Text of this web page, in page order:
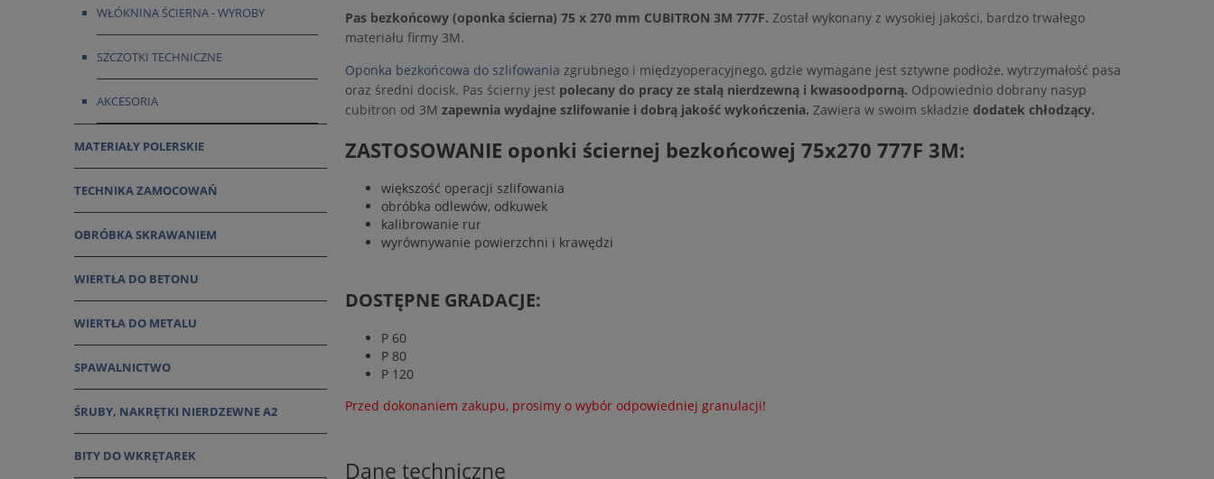
WŁÓKNINA ŚCIERNA - WYROBY
SZCZOTKI TECHNICZNE
AKCESORIA
MATERIAŁY POLERSKIE
TECHNIKA ZAMOCOWAŃ
OBRÓBKA SKRAWANIEM
WIERTŁA DO BETONU
WIERTŁA DO METALU
SPAWALNICTWO
ŚRUBY, NAKRĘTKI NIERDZEWNE A2
BITY DO WKRĘTAREK
Pas bezkońcowy (oponka ścierna) 75 x 270 mm CUBITRON 3M 777F. Został wykonany z wysokiej jakości, bardzo trwałego
materiału firmy 3M.
Oponka bezkońcowa do szlifowania zgrubnego i międzyoperacyjnego, gdzie wymagane jest sztywne podłoże, wytrzymałość pasa
oraz średni docisk. Pas ścierny jest polecany do pracy ze stalą nierdzewną i kwasoodporną. Odpowiednio dobrany nasyp
cubitron od 3M zapewnia wydajne szlifowanie i dobrą jakość wykończenia. Zawiera w swoim składzie dodatek chłodzący.
ZASTOSOWANIE oponki ściernej bezkońcowej 75x270 777F 3M:
większość operacji szlifowania
obróbka odlewów, odkuwek
kalibrowanie rur
wyrównywanie powierzchni i krawędzi
DOSTĘPNE GRADACJE:
P 60
P 80
P 120
Przed dokonaniem zakupu, prosimy o wybór odpowiedniej granulacji!
Dane techniczne